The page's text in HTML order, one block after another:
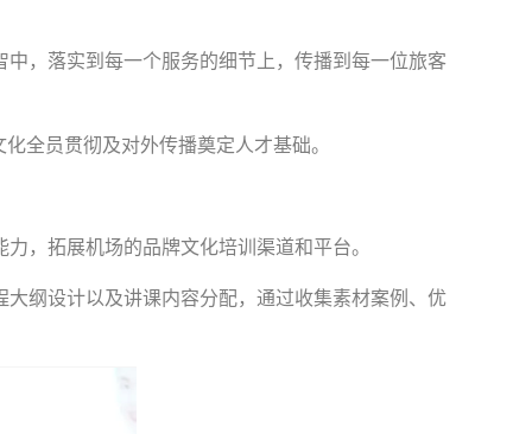
，落实到每一个服务的细节上，传播到每一位旅客
全员贯彻及对外传播奠定人才基础。
，拓展机场的品牌文化培训渠道和平台。
纲设计以及讲课内容分配，通过收集素材案例、优